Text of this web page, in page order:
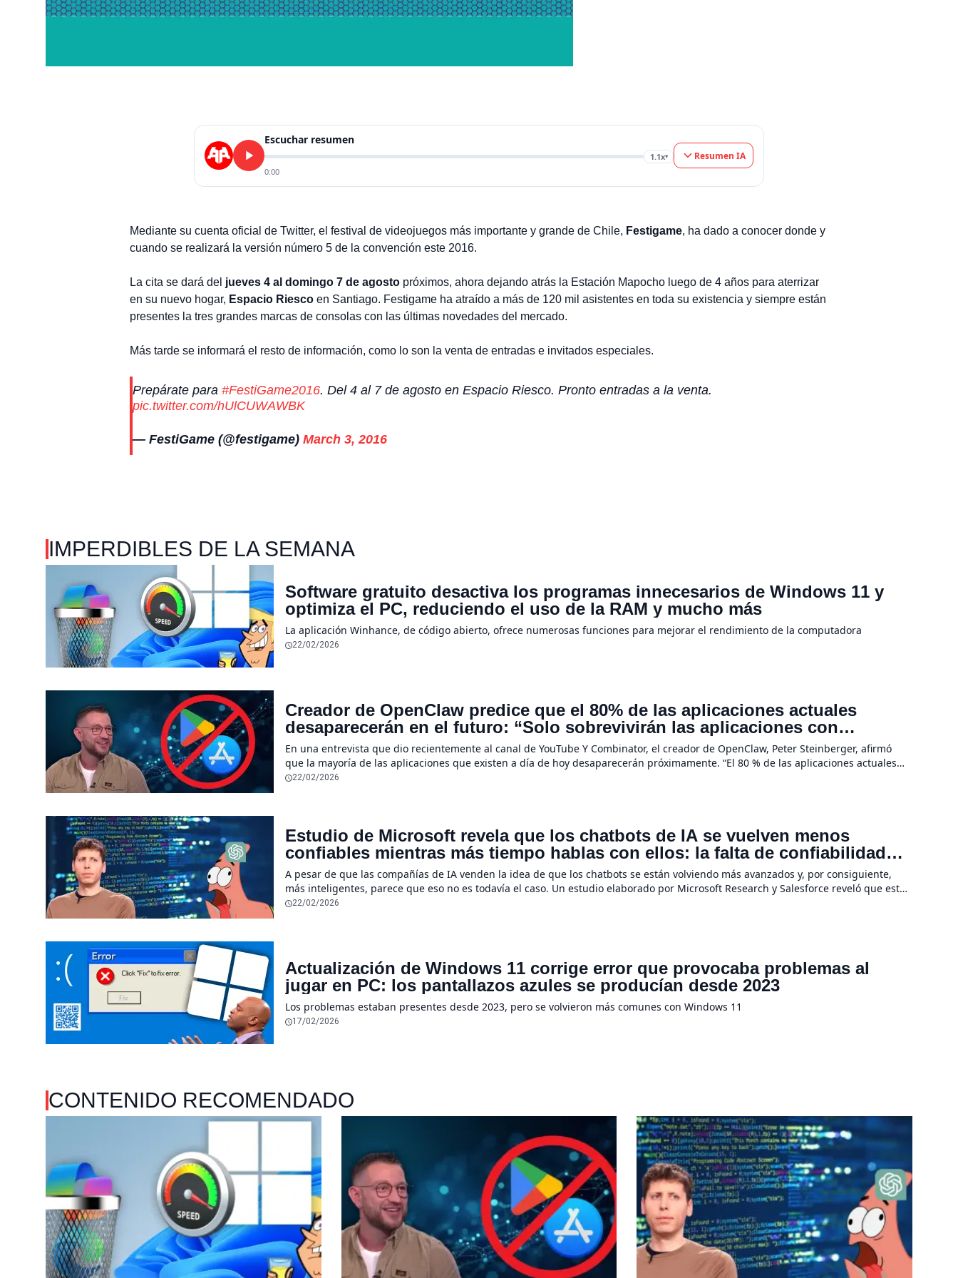
Escuchar resumen
1.1x▾
0:00
Resumen IA
Mediante su cuenta oficial de Twitter, el festival de videojuegos más importante y grande de Chile, Festigame, ha dado a conocer donde y
cuando se realizará la versión número 5 de la convención este 2016.
La cita se dará del jueves 4 al domingo 7 de agosto próximos, ahora dejando atrás la Estación Mapocho luego de 4 años para aterrizar
en su nuevo hogar, Espacio Riesco en Santiago. Festigame ha atraído a más de 120 mil asistentes en toda su existencia y siempre están
presentes la tres grandes marcas de consolas con las últimas novedades del mercado.
Más tarde se informará el resto de información, como lo son la venta de entradas e invitados especiales.
Prepárate para #FestiGame2016. Del 4 al 7 de agosto en Espacio Riesco. Pronto entradas a la venta.
pic.twitter.com/hUlCUWAWBK
— FestiGame (@festigame) March 3, 2016
IMPERDIBLES DE LA SEMANA
Software gratuito desactiva los programas innecesarios de Windows 11 y
optimiza el PC, reduciendo el uso de la RAM y mucho más
La aplicación Winhance, de código abierto, ofrece numerosas funciones para mejorar el rendimiento de la computadora
22/02/2026
Creador de OpenClaw predice que el 80% de las aplicaciones actuales
desaparecerán en el futuro: “Solo sobrevivirán las aplicaciones con
sensores únicos o conexiones especiales a hardware
En una entrevista que dio recientemente al canal de YouTube Y Combinator, el creador de OpenClaw, Peter Steinberger, afirmó
que la mayoría de las aplicaciones que existen a día de hoy desaparecerán próximamente. “El 80 % de las aplicaciones actuales
desaparecerán por completo”, declaró Steinberger, quien asegura que la revolución de la IA no se […]
22/02/2026
Estudio de Microsoft revela que los chatbots de IA se vuelven menos
confiables mientras más tiempo hablas con ellos: la falta de confiabilidad
sube un 112%
A pesar de que las compañías de IA venden la idea de que los chatbots se están volviendo más avanzados y, por consiguiente,
más inteligentes, parece que eso no es todavía el caso. Un estudio elaborado por Microsoft Research y Salesforce reveló que estas
herramientas a menudo se suelen “perder en la conversación” cuando sus tareas se […]
22/02/2026
Actualización de Windows 11 corrige error que provocaba problemas al
jugar en PC: los pantallazos azules se producían desde 2023
Los problemas estaban presentes desde 2023, pero se volvieron más comunes con Windows 11
17/02/2026
CONTENIDO RECOMENDADO